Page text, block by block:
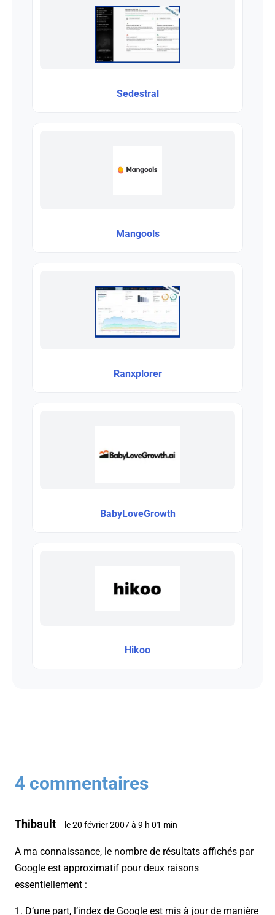
Sedestral
Mangools
Ranxplorer
BabyLoveGrowth
Hikoo
4 commentaires
Thibault le 20 février 2007 à 9 h 01 min
A ma connaissance, le nombre de résultats affichés par
Google est approximatif pour deux raisons
essentiellement :
1. D’une part, l’index de Google est mis à jour de manière